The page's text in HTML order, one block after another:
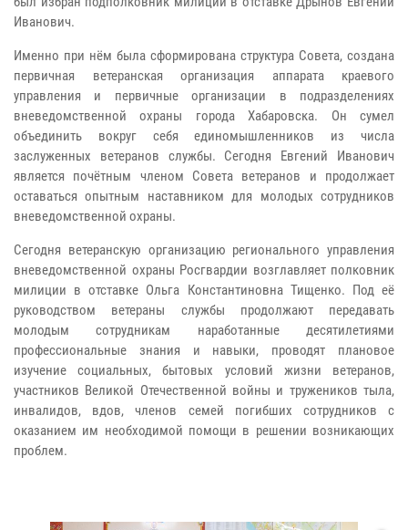
Иванович.
Именно при нём была сформирована структура Совета, создана
первичная ветеранская организация аппарата краевого
управления и первичные организации в подразделениях
вневедомственной охраны города Хабаровска. Он сумел
объединить вокруг себя единомышленников из числа
заслуженных ветеранов службы. Сегодня Евгений Иванович
является почётным членом Совета ветеранов и продолжает
оставаться опытным наставником для молодых сотрудников
вневедомственной охраны.
Сегодня ветеранскую организацию регионального управления
вневедомственной охраны Росгвардии возглавляет полковник
милиции в отставке Ольга Константиновна Тищенко. Под её
руководством ветераны службы продолжают передавать
молодым сотрудникам наработанные десятилетиями
профессиональные знания и навыки, проводят плановое
изучение социальных, бытовых условий жизни ветеранов,
участников Великой Отечественной войны и тружеников тыла,
инвалидов, вдов, членов семей погибших сотрудников с
оказанием им необходимой помощи в решении возникающих
проблем.